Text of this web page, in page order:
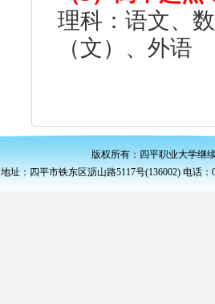
理科：语文、
（文）、外语
版权所有： 四平职业大学继
地址：四平市铁东区沥山路5117号(136002) 电话：